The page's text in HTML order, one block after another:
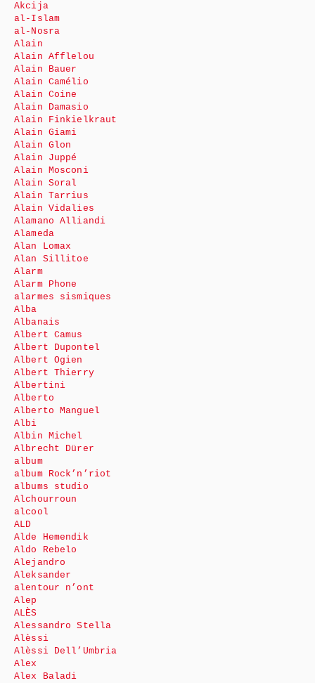
Akcija
al-Islam
al-Nosra
Alain
Alain Afflelou
Alain Bauer
Alain Camélio
Alain Coine
Alain Damasio
Alain Finkielkraut
Alain Giami
Alain Glon
Alain Juppé
Alain Mosconi
Alain Soral
Alain Tarrius
Alain Vidalies
Alamano Alliandi
Alameda
Alan Lomax
Alan Sillitoe
Alarm
Alarm Phone
alarmes sismiques
Alba
Albanais
Albert Camus
Albert Dupontel
Albert Ogien
Albert Thierry
Albertini
Alberto
Alberto Manguel
Albi
Albin Michel
Albrecht Dürer
album
album Rock’n’riot
albums studio
Alchourroun
alcool
ALD
Alde Hemendik
Aldo Rebelo
Alejandro
Aleksander
alentour n’ont
Alep
ALÈS
Alessandro Stella
Alèssi
Alèssi Dell’Umbria
Alex
Alex Baladi